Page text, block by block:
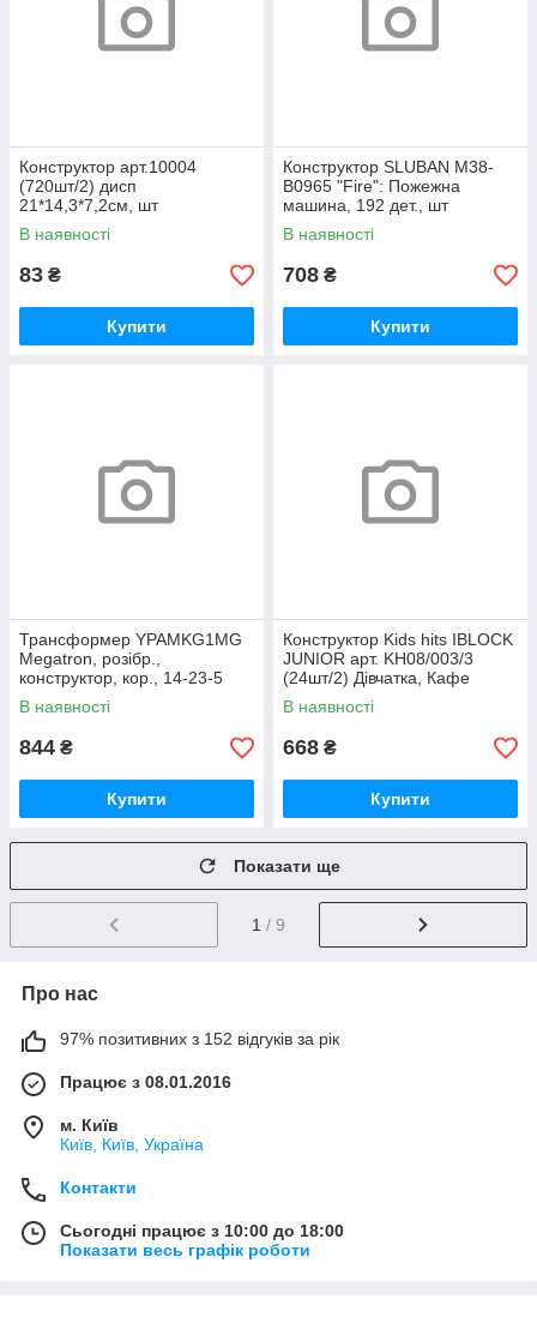
Конструктор арт.10004
(720шт/2) дисп
21*14,3*7,2см, шт
В наявності
83 ₴
Купити
Конструктор SLUBAN M38-
B0965 "Fire": Пожежна
машина, 192 дет., шт
В наявності
708 ₴
Купити
Трансформер YPAMKG1MG
Megatron, розібр.,
конструктор, кор., 14-23-5
см., шт
В наявності
844 ₴
Купити
Конструктор Kids hits IBLOCK
JUNIOR арт. KH08/003/3
(24шт/2) Дівчатка, Кафе
Морозиво, 262 дет,комп, шт
В наявності
668 ₴
Купити
Показати ще
1 / 9
Про нас
97% позитивних з 152 відгуків за рік
Працює з 08.01.2016
м. Київ
Київ, Київ, Україна
Контакти
Сьогодні працює з 10:00 до 18:00
Показати весь графік роботи